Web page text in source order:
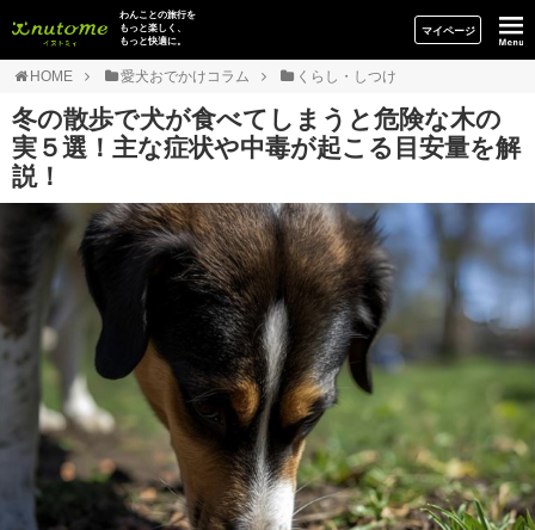
イヌトミィ
わんことの旅行を
もっと楽しく、
もっと快適に。
マイページ
HOME 愛犬おでかけコラム くらし・しつけ
冬の散歩で犬が食べてしまうと危険な木の
実５選！主な症状や中毒が起こる目安量を解
説！